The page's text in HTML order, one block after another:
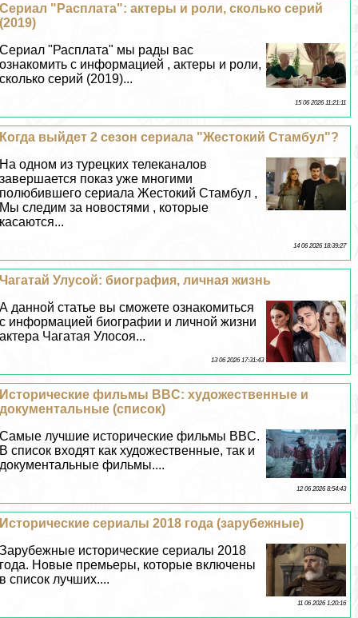
Сериал "Расплата": актеры и роли, сколько серий
(2019)
Сериал "Расплата" мы рады вас
ознакомить с информацией , актеры и роли,
сколько серий (2019)...
15 06 2026 11:21:11
Когда выйдет 2 сезон сериала "Жестокий Стамбул"?
На одном из турецких телеканалов
завершается показ уже многими
полюбившего сериала Жестокий Стамбул ,
Мы следим за новостями , которые
касаются...
14 06 2026 18:39:27
Чагатай Улусой: биография, личная жизнь
А данной статье вы сможете ознакомиться
с информацией биографии и личной жизни
актера Чагатая Улосоя...
13 06 2026 17:31:43
Исторические фильмы BBC: художественные и
документальные (список)
Самые лучшие исторические фильмы BBC.
В список входят как художественные, так и
документальные фильмы....
12 06 2026 8:54:43
Исторические сериалы 2018 года (зарубежные)
Зарубежные исторические сериалы 2018
года. Новые премьеры, которые включены
в список лучших....
11 06 2026 1:20:16